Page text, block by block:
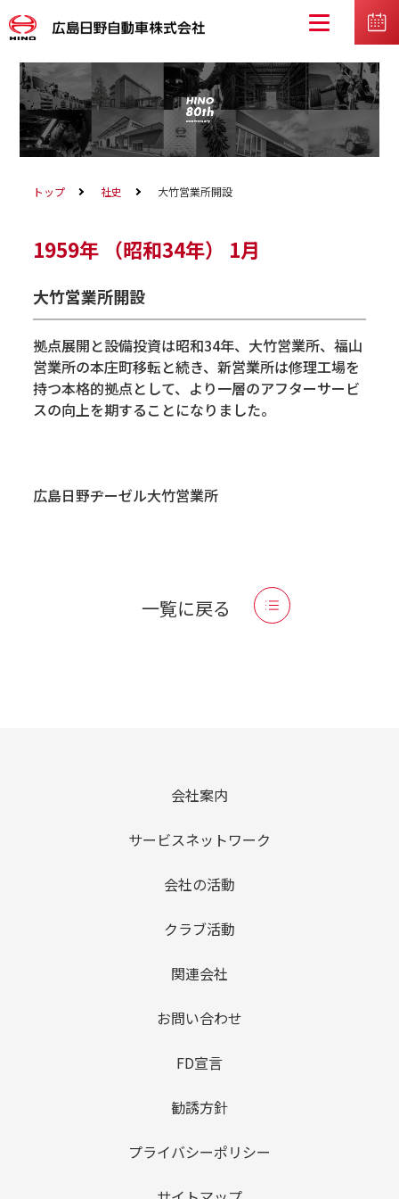
トップ 社史 大竹営業所開設
1959年 （昭和34年） 1月
大竹営業所開設
拠点展開と設備投資は昭和34年、大竹営業所、福山
営業所の本庄町移転と続き、新営業所は修理工場を
持つ本格的拠点として、より一層のアフターサービ
スの向上を期することになりました。
広島日野ヂーゼル大竹営業所
一覧に戻る
会社案内
サービスネットワーク
会社の活動
クラブ活動
関連会社
お問い合わせ
FD宣言
勧誘方針
プライバシーポリシー